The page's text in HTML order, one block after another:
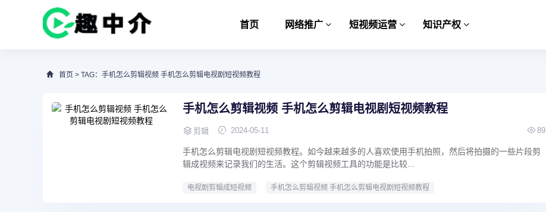
首页 网络推广 短视频运营 知识产权
首页 > TAG：手机怎么剪辑视频 手机怎么剪辑电视剧短视频教程
手机怎么剪辑视频 手机怎么剪辑电视剧短视频教程
剪辑 2024-05-11 89
手机怎么剪辑电视剧短视频教程。如今越来越多的人喜欢使用手机拍照，然后将拍摄的一些片段剪
辑成视频来记录我们的生活。这个剪辑视频工具的功能是比较...
电视剧剪辑成短视频 手机怎么剪辑视频 手机怎么剪辑电视剧短视频教程